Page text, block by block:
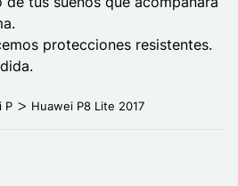
protecciones resistentes.
P Huawei P8 Lite 2017